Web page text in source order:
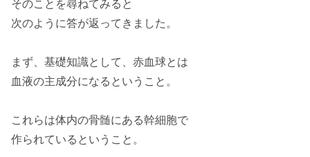
そのことを尋ねてみると
次のように答が返ってきました。
まず、 基礎知識として、赤血球とは
血液の主成分になるということ。
これらは体内の骨髄にある幹細胞で
作られているということ。